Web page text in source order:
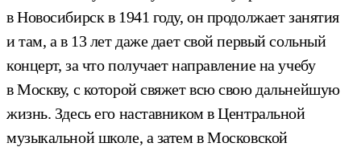
в Новосибирск в 1941 году, он продолжает занятия
и там, а в 13 лет даже дает свой первый сольный
концерт, за что получает направление на учебу
в Москву, с которой свяжет всю свою дальнейшую
жизнь. Здесь его наставником в Центральной
музыкальной школе, а затем в Московской